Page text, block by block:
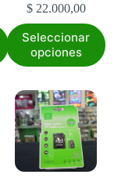
$22.000,00
Seleccionar
opciones
Este
producto
tiene
Las
opciones
se
pueden
elegir
en